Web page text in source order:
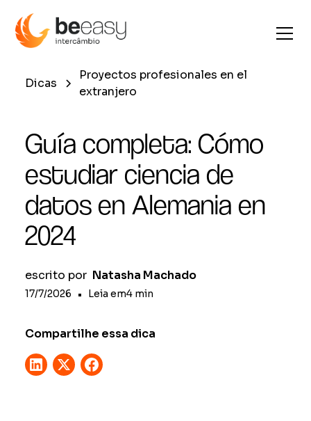
Dicas
Proyectos profesionales en el
extranjero
Guía completa: Cómo
estudiar ciencia de
datos en Alemania en
2024
escrito por Natasha Machado
17/7/2026 • Leia em4 min
Compartilhe essa dica